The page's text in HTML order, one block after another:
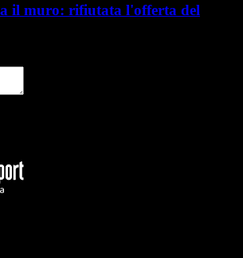
il muro: rifiutata l'offerta del